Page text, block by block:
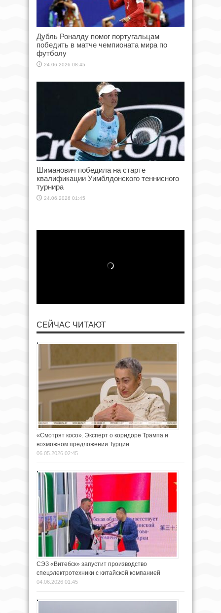
Дубль Роналду помог португальцам
победить в матче чемпионата мира по
футболу
24.06.2026 08:45
Шиманович победила на старте
квалификации Уимблдонского теннисного
турнира
24.06.2026 01:45
СЕЙЧАС ЧИТАЮТ
«Смотрят косо». Эксперт о коридоре Трампа и
возможном предложении Турции
06.05.2026 02:45
СЭЗ «Витебск» запустит производство
спецэлектротехники с китайской компанией
04.06.2026 01:45